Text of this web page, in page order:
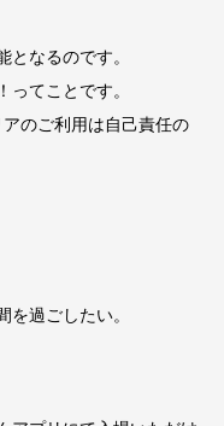
となるのです。
てことです。
のご利用は自己責任の
過ごしたい。